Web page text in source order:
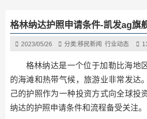
格林纳达护照申请条件-凯发ag旗
2023/05/26 分类:移民新闻 行业动态
格林纳达是一个位于加勒比海地
的海滩和热带气候，旅游业非常发达
己的护照作为一种投资方式向全球投
纳达的护照申请条件和流程备受关注。